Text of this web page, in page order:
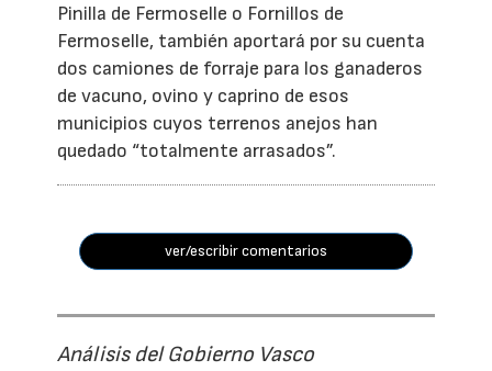
Pinilla de Fermoselle o Fornillos de
Fermoselle, también aportará por su cuenta
dos camiones de forraje para los ganaderos
de vacuno, ovino y caprino de esos
municipios cuyos terrenos anejos han
quedado “totalmente arrasados”.
ver/escribir comentarios
Análisis del Gobierno Vasco